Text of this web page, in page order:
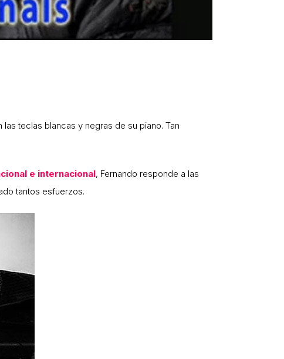
teclas blancas y negras de su piano. Tan
e internacional, Fernando responde a las
tantos esfuerzos.